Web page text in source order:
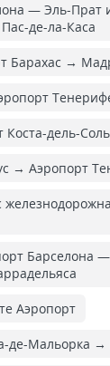
— Эль-Прат
де-ла-Каса
Барахас →
Коста-дель-
→ Аэропорт
Барселона
Аэропорт
де-Мальорка →